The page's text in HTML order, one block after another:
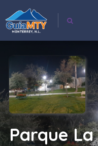
Parque